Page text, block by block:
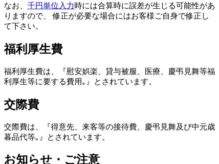
なお、 千円単位入力時には合算時に誤差が生じる可能性があ
りますので、 修正が必要な場合にはお客様ご自身で修正し
て下さい。
福利厚生費
福利厚生費は、『慰安娯楽、貸与被服、医療、慶弔見舞等福
利厚生等に要する費用｡』とされています。
交際費
交際費は、『得意先、来客等の接待費、慶弔見舞及び中元歳
暮品代等｡』とされています。
お知らせ・ご注意